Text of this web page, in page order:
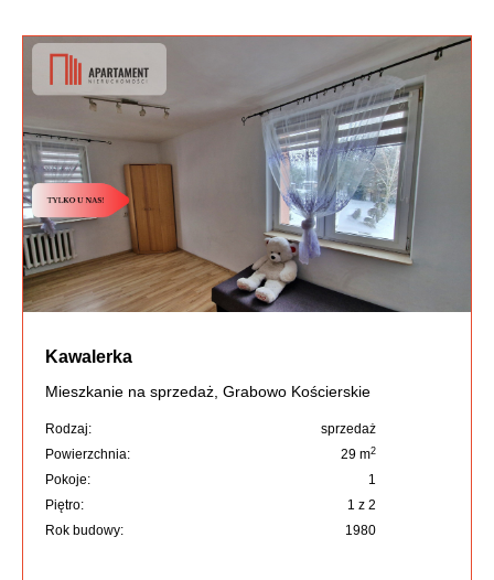
Kawalerka
Mieszkanie na sprzedaż, Grabowo Kościerskie
Rodzaj:
sprzedaż
Powierzchnia:
29 m2
Pokoje:
1
Piętro:
1 z 2
Rok budowy:
1980